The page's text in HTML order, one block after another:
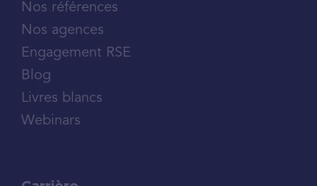
Nos références
Nos agences
Engagement RSE
Blog
Livres blancs
Webinars